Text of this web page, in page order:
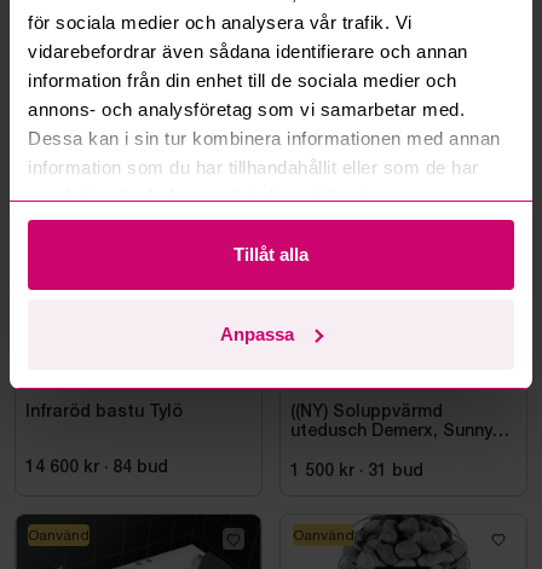
för sociala medier och analysera vår trafik. Vi
vidarebefordrar även sådana identifierare och annan
information från din enhet till de sociala medier och
annons- och analysföretag som vi samarbetar med.
Dessa kan i sin tur kombinera informationen med annan
information som du har tillhandahållit eller som de har
samlat in när du har använt deras tjänster.
Tillåt alla
Anpassa
Läs fler frågor och svar
Mer från samma kategori
Infraröd bastu Tylö
14 600 kr · 84 bud
((NY) Soluppvärmd
utedusch Demerx, Sunny
1 500 kr · 31 bud
Oanvänd Oanvänd